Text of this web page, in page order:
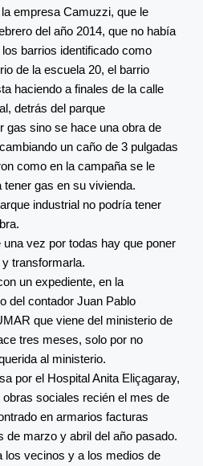
empresa Camuzzi, que le
del año 2014, que no había
barrios identificado como
de la escuela 20, el barrio
haciendo a finales de la calle
detrás del parque
gas sino se hace una obra de
un caño de 3 pulgadas
como en la campaña se le
tener gas en su vivienda.
industrial no podría tener
vez por todas hay que poner
transformarla.
un expediente, en la
del contador Juan Pablo
que viene del ministerio de
tres meses, solo por no
al ministerio.
por el Hospital Anita Eliçagaray,
sociales recién el mes de
en armarios facturas
de marzo y abril del año pasado.
los vecinos y a los medios de